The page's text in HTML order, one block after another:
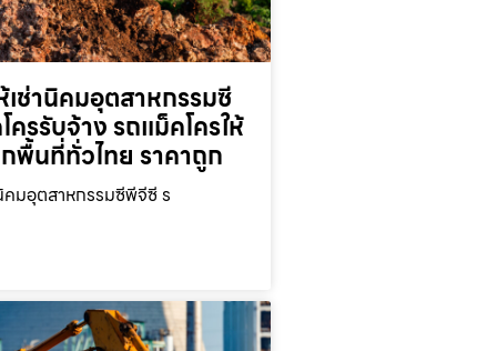
เช่านิคมอุตสาหกรรมซี
รรับจ้าง รถแม็คโครให้
พื้นที่ทั่วไทย ราคาถูก
คมอุตสาหกรรมซีพีจีซี ร